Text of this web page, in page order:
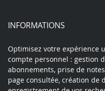
INFORMATIONS
Optimisez votre expérience
compte personnel : gestion
abonnements, prise de
page consultée, création de